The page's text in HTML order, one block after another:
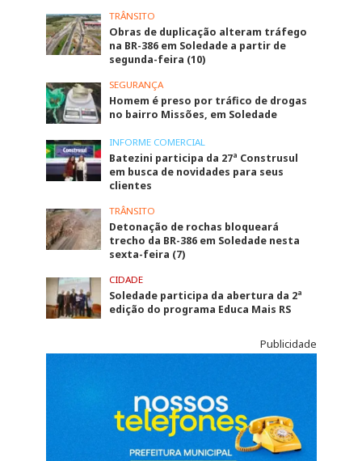
TRÂNSITO
Obras de duplicação alteram tráfego
na BR-386 em Soledade a partir de
segunda-feira (10)
SEGURANÇA
Homem é preso por tráfico de drogas
no bairro Missões, em Soledade
INFORME COMERCIAL
Batezini participa da 27ª Construsul
em busca de novidades para seus
clientes
TRÂNSITO
Detonação de rochas bloqueará
trecho da BR-386 em Soledade nesta
sexta-feira (7)
CIDADE
Soledade participa da abertura da 2ª
edição do programa Educa Mais RS
Publicidade